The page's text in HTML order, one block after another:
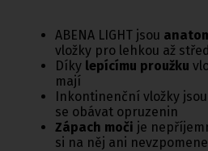
ABENA LIGHT jsou
vložky pro lehkou až
Díky lepícímu proužku
mají
Inkontinenční vložky jsou
se obávat opruzenin
Zápach moči je
si na něj ani